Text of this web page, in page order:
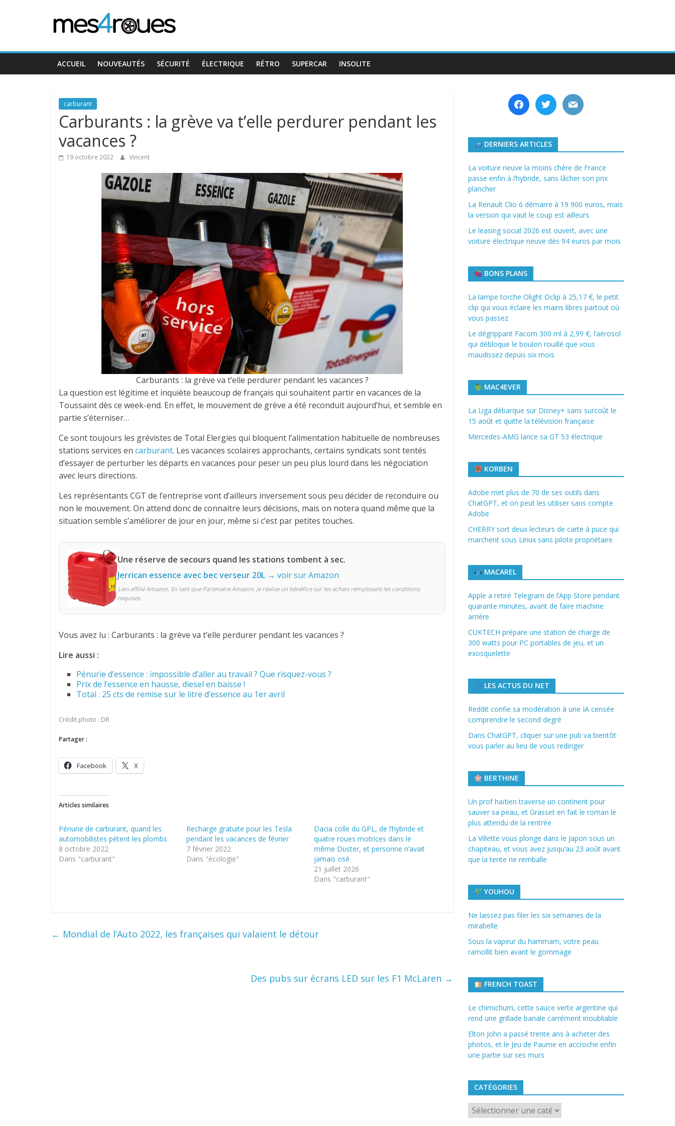
Mes4Roues
ACCUEIL NOUVEAUTÉS SÉCURITÉ ÉLECTRIQUE RÉTRO SUPERCAR INSOLITE
carburant
Carburants : la grève va t’elle perdurer pendant les
vacances ?
19 octobre 2022 Vincent
Carburants : la grève va t’elle perdurer pendant les vacances ?
La question est légitime et inquiète beaucoup de français qui souhaitent partir en vacances de la
Toussaint dès ce week-end. En effet, le mouvement de grève a été reconduit aujourd’hui, et semble en
partie s’éterniser…
Ce sont toujours les grévistes de Total Elergies qui bloquent l’alimentation habituelle de nombreuses
stations services en carburant. Les vacances scolaires approchants, certains syndicats sont tentés
d’essayer de perturber les départs en vacances pour peser un peu plus lourd dans les négociation
avec leurs directions.
Les représentants CGT de l’entreprise vont d’ailleurs inversement sous peu décider de reconduire ou
non le mouvement. On attend donc de connaitre leurs décisions, mais on notera quand même que la
situation semble s’améliorer de jour en jour, même si c’est par petites touches.
Une réserve de secours quand les stations tombent à sec.
Jerrican essence avec bec verseur 20L → voir sur Amazon
Lien affilié Amazon. En tant que Partenaire Amazon, je réalise un bénéfice sur les achats remplissant les conditions
requises.
Vous avez lu : Carburants : la grève va t’elle perdurer pendant les vacances ?
Lire aussi :
Pénurie d’essence : impossible d’aller au travail ? Que risquez-vous ?
Prix de l’essence en hausse, diesel en baisse !
Total : 25 cts de remise sur le litre d’essence au 1er avril
Crédit photo : DR
Partager :
Facebook X
Articles similaires
Pénurie de carburant, quand les
automobilistes pètent les plombs
8 octobre 2022
Dans "carburant"
Recharge gratuite pour les Tesla
pendant les vacances de février
7 février 2022
Dans "écologie"
Dacia colle du GPL, de l’hybride et
quatre roues motrices dans le
même Duster, et personne n’avait
jamais osé
21 juillet 2026
Dans "carburant"
← Mondial de l’Auto 2022, les françaises qui valaient le détour
Des pubs sur écrans LED sur les F1 McLaren →
facebooktwitter mail
DERNIERS ARTICLES
La voiture neuve la moins chère de France
passe enfin à l’hybride, sans lâcher son prix
plancher
La Renault Clio 6 démarre à 19 900 euros, mais
la version qui vaut le coup est ailleurs
Le leasing social 2026 est ouvert, avec une
voiture électrique neuve dès 94 euros par mois
BONS PLANS
La lampe torche Olight Oclip à 25,17 €, le petit
clip qui vous éclaire les mains libres partout où
vous passez
Le dégrippant Facom 300 ml à 2,99 €, l’aérosol
qui débloque le boulon rouillé que vous
maudissez depuis six mois
MAC4EVER
La Liga débarque sur Disney+ sans surcoût le
15 août et quitte la télévision française
Mercedes-AMG lance sa GT 53 électrique
KORBEN
Adobe met plus de 70 de ses outils dans
ChatGPT, et on peut les utiliser sans compte
Adobe
CHERRY sort deux lecteurs de carte à puce qui
marchent sous Linux sans pilote propriétaire
MACAREL
Apple a retiré Telegram de l’App Store pendant
quarante minutes, avant de faire machine
arrière
CUKTECH prépare une station de charge de
300 watts pour PC portables de jeu, et un
exosquelette
LES ACTUS DU NET
Reddit confie sa modération à une IA censée
comprendre le second degré
Dans ChatGPT, cliquer sur une pub va bientôt
vous parler au lieu de vous rediriger
BERTHINE
Un prof haïtien traverse un continent pour
sauver sa peau, et Grasset en fait le roman le
plus attendu de la rentrée
La Villette vous plonge dans le Japon sous un
chapiteau, et vous avez jusqu’au 23 août avant
que la tente ne remballe
YOUHOU
Ne laissez pas filer les six semaines de la
mirabelle
Sous la vapeur du hammam, votre peau
ramollit bien avant le gommage
FRENCH TOAST
Le chimichurri, cette sauce verte argentine qui
rend une grillade banale carrément inoubliable
Elton John a passé trente ans à acheter des
photos, et le Jeu de Paume en accroche enfin
une partie sur ses murs
CATÉGORIES
Catégories